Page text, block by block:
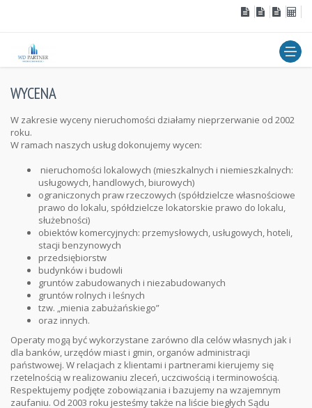
WYCENA
W zakresie wyceny nieruchomości działamy nieprzerwanie od 2002
roku.
W ramach naszych usług dokonujemy wycen:
nieruchomości lokalowych (mieszkalnych i niemieszkalnych:
usługowych, handlowych, biurowych)
ograniczonych praw rzeczowych (spółdzielcze własnościowe
prawo do lokalu, spółdzielcze lokatorskie prawo do lokalu,
służebności)
obiektów komercyjnych: przemysłowych, usługowych, hoteli,
stacji benzynowych
przedsiębiorstw
budynków i budowli
gruntów zabudowanych i niezabudowanych
gruntów rolnych i leśnych
tzw. „mienia zabużańskiego”
oraz innych.
Operaty mogą być wykorzystane zarówno dla celów własnych jak i
dla banków, urzędów miast i gmin, organów administracji
państwowej. W relacjach z klientami i partnerami kierujemy się
rzetelnością w realizowaniu zleceń, uczciwością i terminowością.
Respektujemy podjęte zobowiązania i bazujemy na wzajemnym
zaufaniu. Od 2003 roku jesteśmy także na liście biegłych Sądu